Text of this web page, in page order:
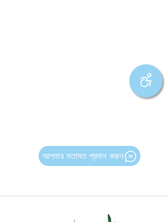
আপনার মতামত প্রদান করুন